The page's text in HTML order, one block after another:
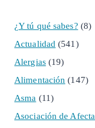
¿Y tú qué sabes? (8)
Actualidad (541)
Alergias(19)
Alimentación (147)
Asma (11)
Asociación de